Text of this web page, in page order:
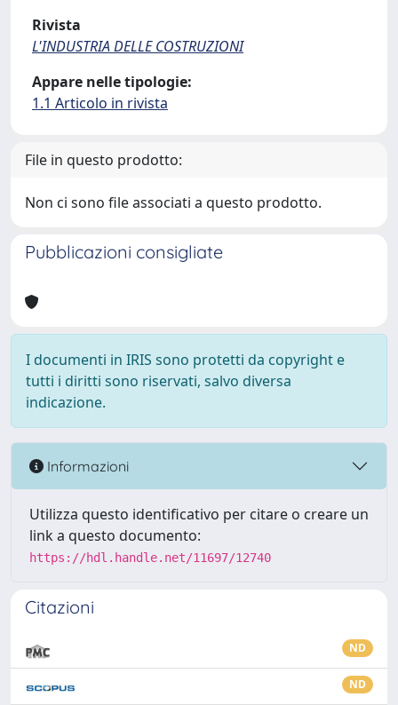
Rivista
L'INDUSTRIA DELLE COSTRUZIONI
Appare nelle tipologie:
1.1 Articolo in rivista
File in questo prodotto:
Non ci sono file associati a questo prodotto.
Pubblicazioni consigliate
I documenti in IRIS sono protetti da copyright e
tutti i diritti sono riservati, salvo diversa
indicazione.
Informazioni
Utilizza questo identificativo per citare o creare un
link a questo documento:
https://hdl.handle.net/11697/12740
Citazioni
ND
ND